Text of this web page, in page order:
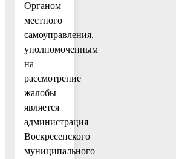
Органом
местного
самоуправления,
уполномоченным
на
рассмотрение
жалобы
является
администрация
Воскресенского
муниципального